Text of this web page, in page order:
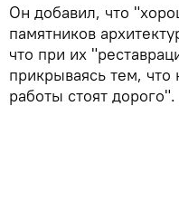
Он добавил, что
памятников
что при их
прикрываясь тем,
работы стоят дорого".